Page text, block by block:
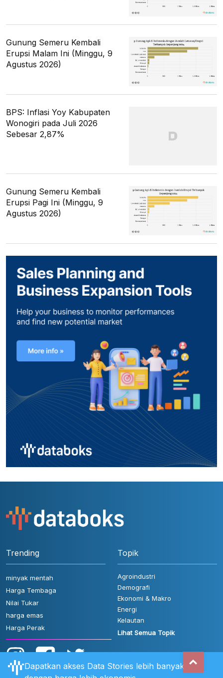
Gunung Semeru Kembali
Erupsi Malam Ini (Minggu, 9
Agustus 2026)
BPS: Inflasi Yoy Kabupaten
Wonogiri pada Juli 2026
Sebesar 2,87%
Gunung Semeru Kembali
Erupsi Pagi Ini (Minggu, 9
Agustus 2026)
Trending
minyak mentah
Harga Tembaga
Nilai Tukar
harga emas
Harga Perak
Topik
Agroindustri
Demografi
Ekonomi & Makro
Energi
Kelautan
Lihat Semua Topik
Dapatkan akses Data Stories lebih banyak